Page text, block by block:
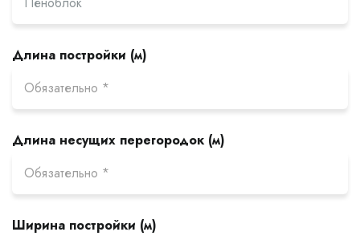
Длина постройки (м)
Длина несущих перегородок (м)
Ширина постройки (м)